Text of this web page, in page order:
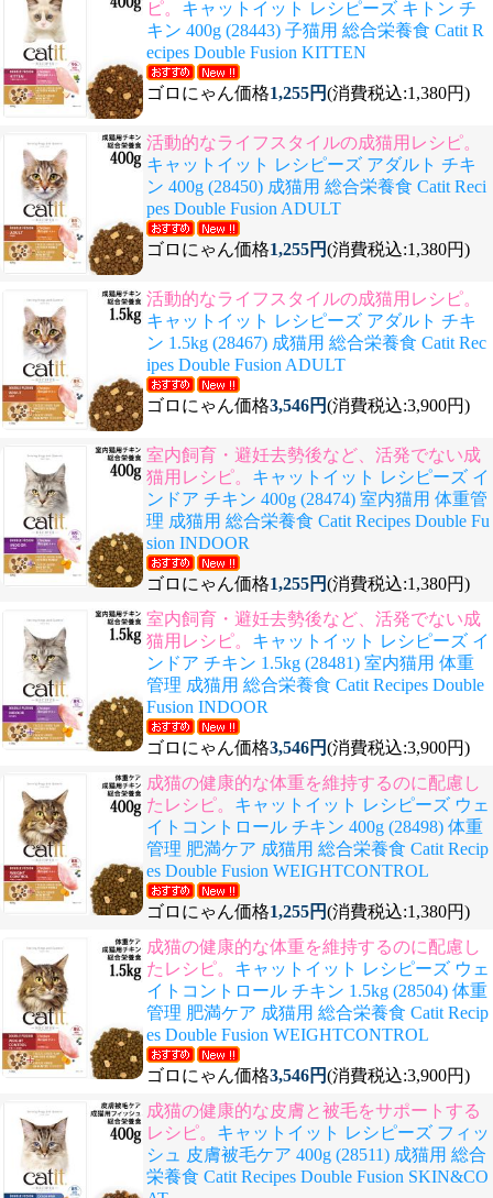
ピ。 キャットイット レシピーズ キトン チ
キン 400g (28443) 子猫用 総合栄養食 Catit R
ecipes Double Fusion KITTEN
ゴロにゃん価格1,255円(消費税込:1,380円)
活動的なライフスタイルの成猫用レシピ。
キャットイット レシピーズ アダルト チキ
ン 400g (28450) 成猫用 総合栄養食 Catit Reci
pes Double Fusion ADULT
ゴロにゃん価格1,255円(消費税込:1,380円)
活動的なライフスタイルの成猫用レシピ。
キャットイット レシピーズ アダルト チキ
ン 1.5kg (28467) 成猫用 総合栄養食 Catit Rec
ipes Double Fusion ADULT
ゴロにゃん価格3,546円(消費税込:3,900円)
室内飼育・避妊去勢後など、活発でない成
猫用レシピ。 キャットイット レシピーズ イ
ンドア チキン 400g (28474) 室内猫用 体重管
理 成猫用 総合栄養食 Catit Recipes Double Fu
sion INDOOR
ゴロにゃん価格1,255円(消費税込:1,380円)
室内飼育・避妊去勢後など、活発でない成
猫用レシピ。 キャットイット レシピーズ イ
ンドア チキン 1.5kg (28481) 室内猫用 体重
管理 成猫用 総合栄養食 Catit Recipes Double
Fusion INDOOR
ゴロにゃん価格3,546円(消費税込:3,900円)
成猫の健康的な体重を維持するのに配慮し
たレシピ。 キャットイット レシピーズ ウェ
イトコントロール チキン 400g (28498) 体重
管理 肥満ケア 成猫用 総合栄養食 Catit Recip
es Double Fusion WEIGHTCONTROL
ゴロにゃん価格1,255円(消費税込:1,380円)
成猫の健康的な体重を維持するのに配慮し
たレシピ。 キャットイット レシピーズ ウェ
イトコントロール チキン 1.5kg (28504) 体重
管理 肥満ケア 成猫用 総合栄養食 Catit Recip
es Double Fusion WEIGHTCONTROL
ゴロにゃん価格3,546円(消費税込:3,900円)
成猫の健康的な皮膚と被毛をサポートする
レシピ。 キャットイット レシピーズ フィッ
シュ 皮膚被毛ケア 400g (28511) 成猫用 総合
栄養食 Catit Recipes Double Fusion SKIN&CO